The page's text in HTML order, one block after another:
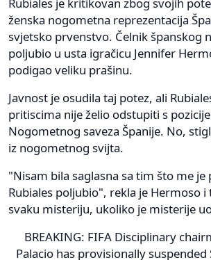
ženska nogometna reprezentacija
svjetsko prvenstvo. Čelnik španskog
poljubio u usta igračicu Jennifer
podigao veliku prašinu.
Javnost je osudila taj potez, ali
pritiscima nije želio odstupiti s
Nogometnog saveza Španije. No,
iz nogometnog svijta.
"Nisam bila saglasna sa tim što me je
Rubiales poljubio", rekla je Hermoso i
svaku misteriju, ukoliko je misterije
BREAKING: FIFA Disciplinary
Palacio has provisionally